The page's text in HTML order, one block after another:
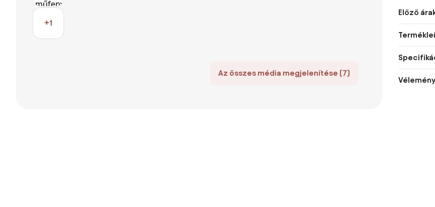
+1
Az összes média megjelenítése (7)
Előző